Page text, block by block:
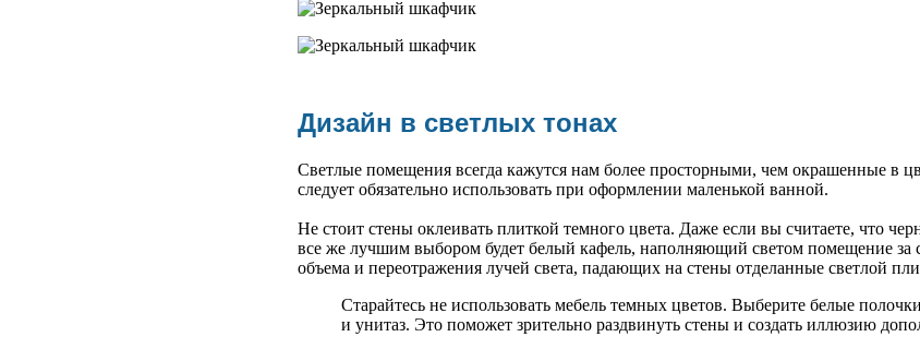
Дизайн в светлых тонах
Светлые помещения всегда кажутся нам более просторными, чем окрашенные в
следует обязательно использовать при оформлении маленькой ванной.
Не стоит стены оклеивать плиткой темного цвета. Даже если вы считаете, что
все же лучшим выбором будет белый кафель, наполняющий светом помещение за
объема и переотражения лучей света, падающих на стены отделанные светлой
Старайтесь не использовать мебель темных цветов. Выберите белые
и унитаз. Это поможет зрительно раздвинуть стены и создать иллюзию